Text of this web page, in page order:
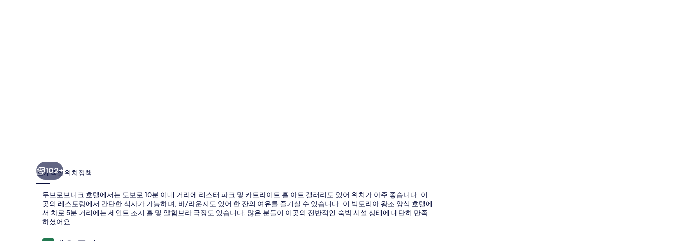
102+
소개객실위치정책
두브로브니크 호텔에서는 도보로 10분 이내 거리에 리스터 파크 및 카트라이트 홀 아트 갤러리도 있어 위치가 아주 좋습니다. 이
곳의 레스토랑에서 간단한 식사가 가능하며, 바/라운지도 있어 한 잔의 여유를 즐기실 수 있습니다. 이 빅토리아 왕조 양식 호텔에
서 차로 5분 거리에는 세인트 조지 홀 및 알함브라 극장도 있습니다. 많은 분들이 이곳의 전반적인 숙박 시설 상태에 대단히 만족
하셨어요.